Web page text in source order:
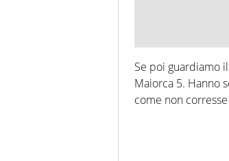
Se poi guardiamo
Maiorca 5. Hanno
come non